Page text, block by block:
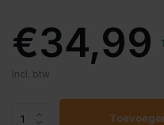
€34,99
Incl. btw